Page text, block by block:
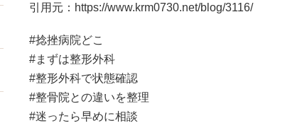
引用元： https://www.krm0730.net/blog/3116/
#捻挫病院どこ
#まずは整形外科
#整形外科で状態確認
#整骨院との違いを整理
#迷ったら早めに相談